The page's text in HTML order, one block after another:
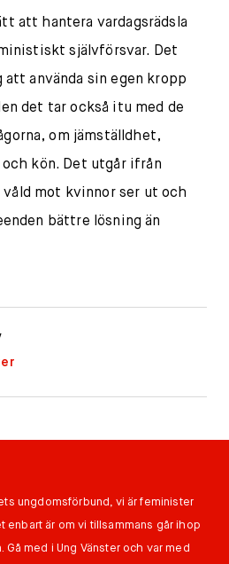
att hantera vardagsrädsla
självförsvar. Det
att använda sin egen kropp
det tar också itu med de
om jämställdhet,
kön. Det utgår ifrån
våld mot kvinnor ser ut och
bättre lösning än
ungdomsförbund, vi är feminister
enbart är om vi tillsammans går ihop
Gå med i Ung Vänster och var med